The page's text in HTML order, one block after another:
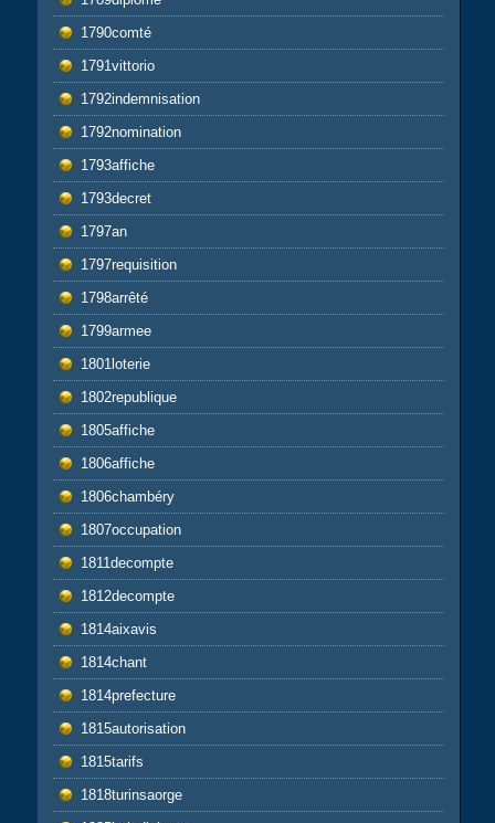
1790comté
1791vittorio
1792indemnisation
1792nomination
1793affiche
1793decret
1797an
1797requisition
1798arrêté
1799armee
1801loterie
1802republique
1805affiche
1806affiche
1806chambéry
1807occupation
1811decompte
1812decompte
1814aixavis
1814chant
1814prefecture
1815autorisation
1815tarifs
1818turinsaorge